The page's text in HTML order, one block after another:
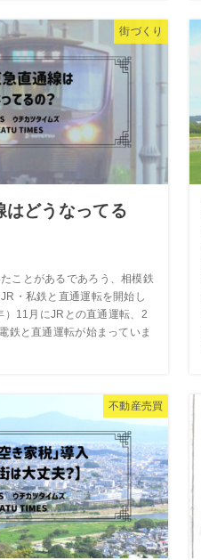
街づくり
はどうなってる
ことがあるであろう、相模鉄
・私鉄と直通運転を開始し
）11月にJRとの直通運転、2
鉄と直通運転が始まっていま
不動産売買